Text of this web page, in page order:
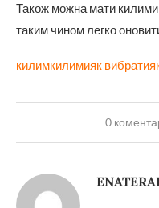
Також можна мати килими
таким чином легко
килимкилимияк вибрати
0